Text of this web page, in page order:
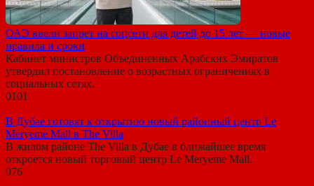
ОАЭ ввели запрет на соцсети для детей до 15 лет — новые
правила и сроки
Кабинет министров Объединенных Арабских Эмиратов
утвердил постановление о возрастных ограничениях в
социальных сетях.
0101
В Дубае готовят к открытию новый районный центр Le
Meryeme Mall в The Villa
В жилом районе The Villa в Дубае в ближайшее время
откроется новый торговый центр Le Meryeme Mall.
076